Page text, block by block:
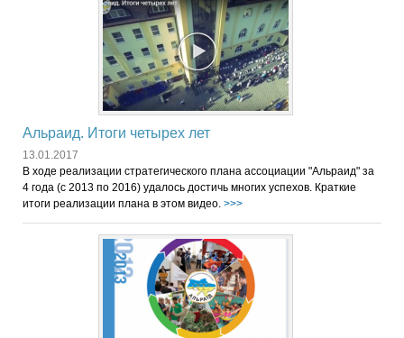
Альраид. Итоги четырех лет
13.01.2017
В ходе реализации стратегического плана ассоциации "Альраид" за
4 года (с 2013 по 2016) удалось достичь многих успехов. Краткие
итоги реализации плана в этом видео. >>>